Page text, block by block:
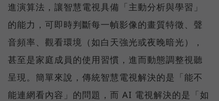
進演算法，讓智慧電視具備「主動分析與學習」
的能力，可即時判斷每一幀影像的畫質特徵、聲
音頻率、觀看環境（如白天強光或夜晚暗光），
甚至是家庭成員的使用習慣，進而動態調整視聽
呈現。簡單來說，傳統智慧電視解決的是「能不
能連網看內容」的問題，而 AI 電視解決的是「如